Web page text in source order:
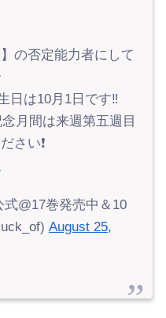
の否定能力者にして
日は10月1日です‼️
月間は来週第五週目
さい❗️
@17巻発売中＆10
August 25,